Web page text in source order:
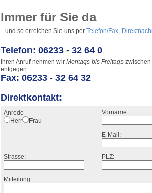
Immer für Sie da
.. und so erreichen Sie uns per Telefon/Fax,
Telefon: 06233 - 32 64 0
Ihren Anruf nehmen wir Montags bis Freitags zwischen
entgegen.
Fax: 06233 - 32 64 32
Direktkontakt:
Anrede
Herr
Frau
Vorname:
E-Mail:
Strasse: PLZ:
Mitteilung: